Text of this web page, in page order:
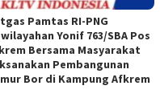
Pamtas RI-PNG
Yonif 763/SBA Pos
Bersama Masyarakat
Pembangunan
Bor di Kampung Afkrem